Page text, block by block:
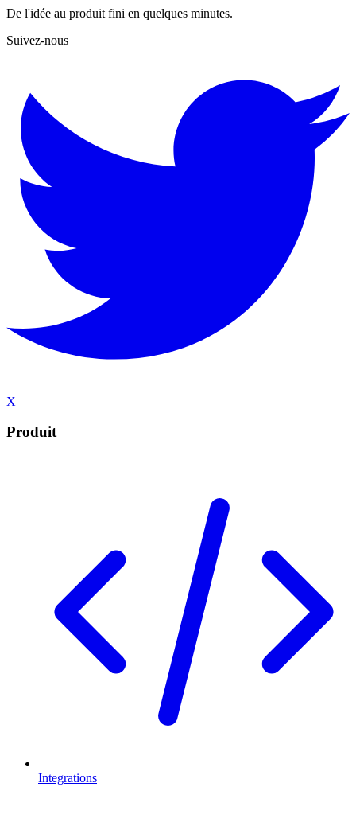
De l'idée au produit fini en quelques minutes.
Suivez-nous
X
Produit
Integrations